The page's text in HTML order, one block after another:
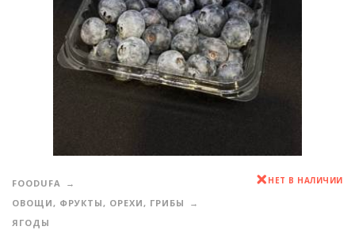
FOODUFA
ОВОЩИ, ФРУКТЫ, ОРЕХИ, ГРИБЫ
ЯГОДЫ
НЕТ В НАЛИЧИИ